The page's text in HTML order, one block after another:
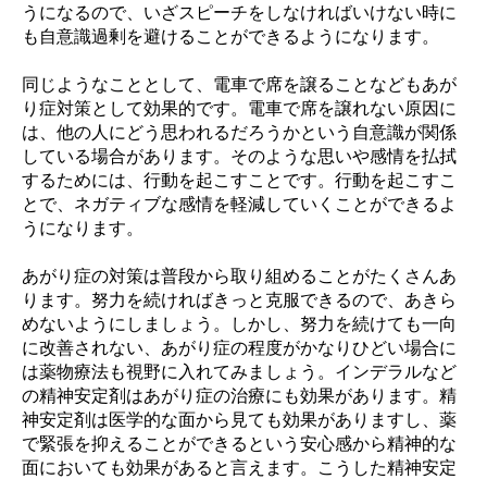
うになるので、いざスピーチをしなければいけない時に
も自意識過剰を避けることができるようになります。
同じようなこととして、電車で席を譲ることなどもあが
り症対策として効果的です。電車で席を譲れない原因に
は、他の人にどう思われるだろうかという自意識が関係
している場合があります。そのような思いや感情を払拭
するためには、行動を起こすことです。行動を起こすこ
とで、ネガティブな感情を軽減していくことができるよ
うになります。
あがり症の対策は普段から取り組めることがたくさんあ
ります。努力を続ければきっと克服できるので、あきら
めないようにしましょう。しかし、努力を続けても一向
に改善されない、あがり症の程度がかなりひどい場合に
は薬物療法も視野に入れてみましょう。インデラルなど
の精神安定剤はあがり症の治療にも効果があります。精
神安定剤は医学的な面から見ても効果がありますし、薬
で緊張を抑えることができるという安心感から精神的な
面においても効果があると言えます。こうした精神安定